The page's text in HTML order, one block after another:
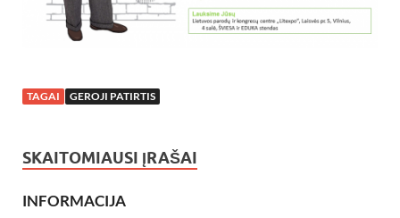
TAGAI GEROJI PATIRTIS
SKAITOMIAUSI ĮRAŠAI
INFORMACIJA